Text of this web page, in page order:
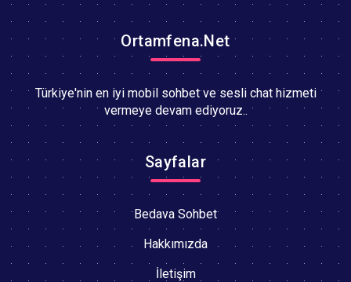
Ortamfena.Net
Türkiye'nin en iyi mobil sohbet ve sesli chat hizmeti
vermeye devam ediyoruz..
Sayfalar
Bedava Sohbet
Hakkımızda
İletişim